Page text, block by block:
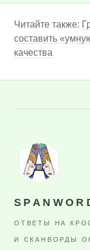
Читайте также:
составить
качества
ОТВЕТЫ НА
И СКАНВОРДЫ